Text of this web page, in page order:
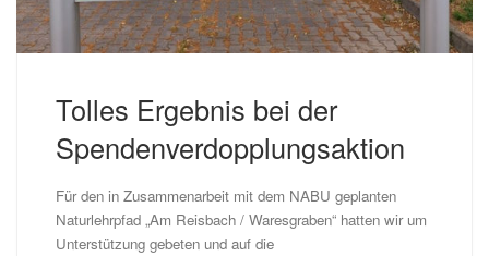
Tolles Ergebnis bei der
Spendenverdopplungsaktion
Für den in Zusammenarbeit mit dem NABU geplanten
Naturlehrpfad „Am Reisbach / Waresgraben“ hatten wir um
Unterstützung gebeten und auf die